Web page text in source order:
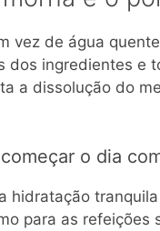
vez de água
dos ingredientes e
a dissolução do
o dia
hidratação
para as refeições